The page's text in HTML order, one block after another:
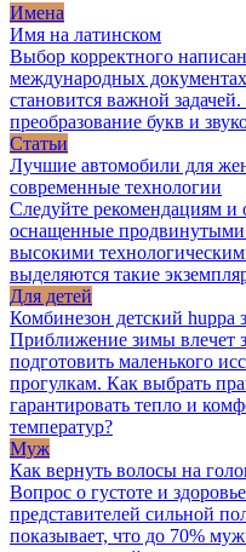
Имена
Имя на латинском
Выбор корректного
международных
становится важной
преобразование букв и
Статьи
Лучшие автомобили для
современные технологии
Следуйте рекомендациям и
оснащенные
высокими
выделяются такие
Для детей
Комбинезон детский huppa
Приближение зимы влечет
подготовить маленького
прогулкам. Как выбрать
гарантировать тепло и
температур?
Муж
Как вернуть волосы на
Вопрос о густоте и
представителей сильной
показывает, что до 70%